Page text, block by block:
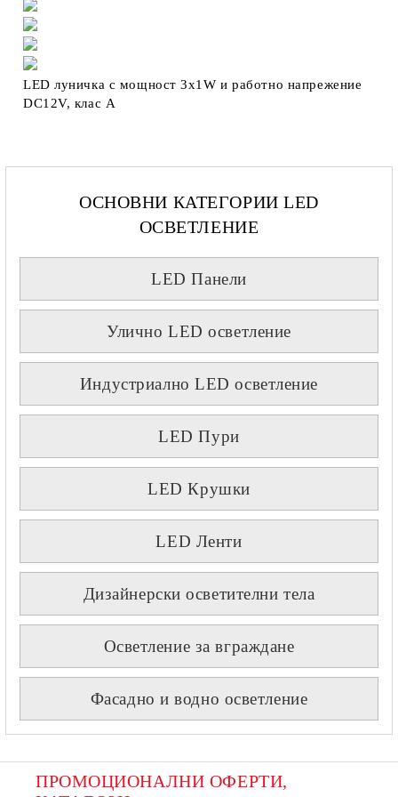
LED луничка с мощност 3х1W и работно напрежение
DC12V, клас A
ОСНОВНИ КАТЕГОРИИ LED
ОСВЕТЛЕНИЕ
LED Панели
Улично LED осветление
Индустриално LED осветление
LED Пури
LED Крушки
LED Ленти
Дизайнерски осветителни тела
Осветление за вграждане
Фасадно и водно осветление
ПРОМОЦИОНАЛНИ ОФЕРТИ,